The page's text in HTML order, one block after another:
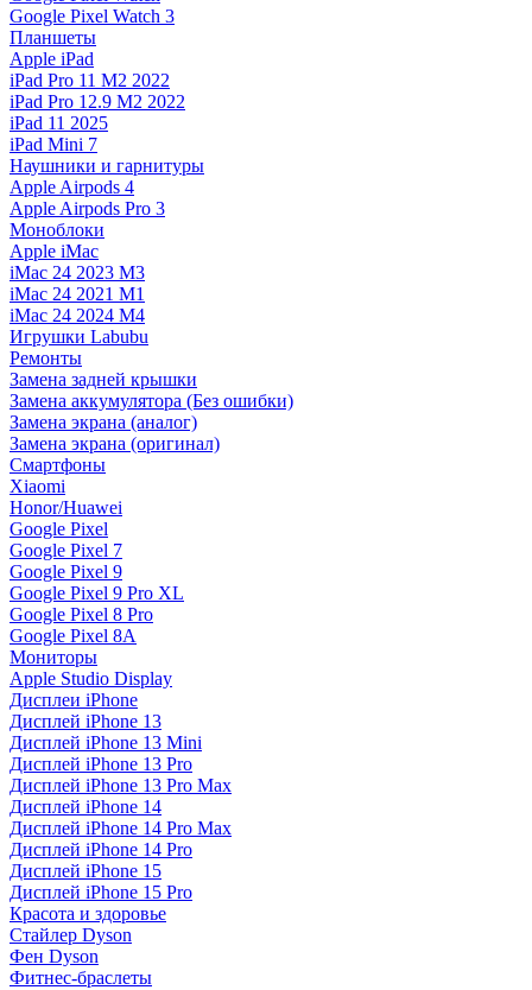
Google Pixel Watch 3
Планшеты
Apple iPad
iPad Pro 11 M2 2022
iPad Pro 12.9 M2 2022
iPad 11 2025
iPad Mini 7
Наушники и гарнитуры
Apple Airpods 4
Apple Airpods Pro 3
Моноблоки
Apple iMac
iMac 24 2023 M3
iMac 24 2021 M1
iMac 24 2024 M4
Игрушки Labubu
Ремонты
Замена задней крышки
Замена аккумулятора (Без ошибки)
Замена экрана (аналог)
Замена экрана (оригинал)
Смартфоны
Xiaomi
Honor/Huawei
Google Pixel
Google Pixel 7
Google Pixel 9
Google Pixel 9 Pro XL
Google Pixel 8 Pro
Google Pixel 8A
Мониторы
Apple Studio Display
Дисплеи iPhone
Дисплей iPhone 13
Дисплей iPhone 13 Mini
Дисплей iPhone 13 Pro
Дисплей iPhone 13 Pro Max
Дисплей iPhone 14
Дисплей iPhone 14 Pro Max
Дисплей iPhone 14 Pro
Дисплей iPhone 15
Дисплей iPhone 15 Pro
Красота и здоровье
Стайлер Dyson
Фен Dyson
Фитнес-браслеты